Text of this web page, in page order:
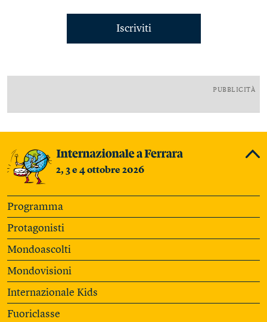
Iscriviti
PUBBLICITÀ
2, 3 e 4 ottobre 2026
Programma
Protagonisti
Mondoascolti
Mondovisioni
Internazionale Kids
Fuoriclasse